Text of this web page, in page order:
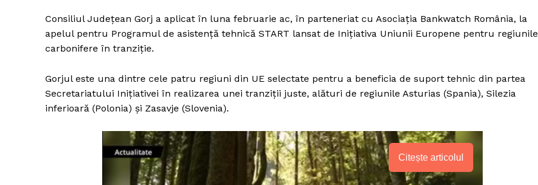
Consiliul Județean Gorj a aplicat în luna februarie ac, în parteneriat cu Asociația Bankwatch România, la
apelul pentru Programul de asistență tehnică START lansat de Inițiativa Uniunii Europene pentru regiunile
carbonifere în tranziție.
Gorjul este una dintre cele patru regiuni din UE selectate pentru a beneficia de suport tehnic din partea
Secretariatului Inițiativei în realizarea unei tranziții juste, alături de regiunile Asturias (Spania), Silezia
inferioară (Polonia) și Zasavje (Slovenia).
Citește articolul